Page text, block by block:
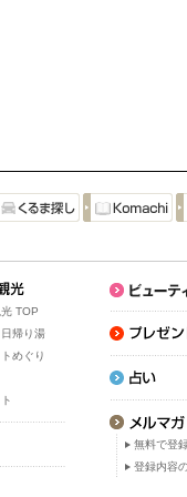
TOP
帰り湯
めぐり
無料で登
登録内容